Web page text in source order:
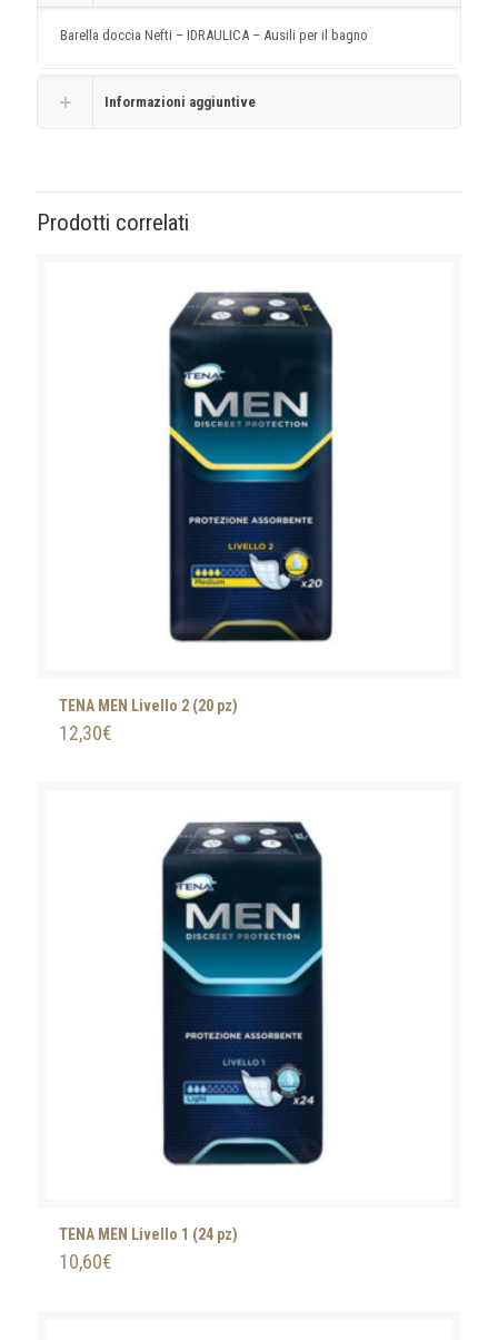
Barella doccia Nefti – IDRAULICA – Ausili per il bagno
Informazioni aggiuntive
Prodotti correlati
TENA MEN Livello 2 (20 pz)
12,30€
TENA MEN Livello 1 (24 pz)
10,60€